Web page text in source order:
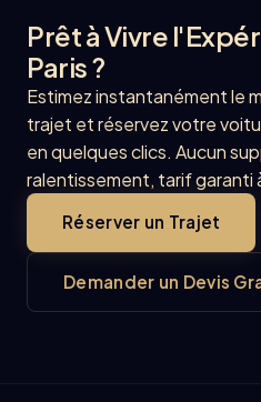
Prêt à Vivre
Paris ?
Estimez instantanément le
trajet et réservez votre
en quelques clics. Aucun
ralentissement, tarif garanti
Réserver un Trajet
Demander un Devis